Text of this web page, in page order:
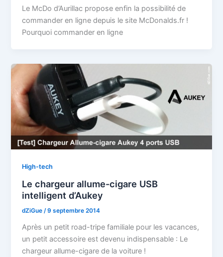
Le McDo d’Aurillac propose enfin la possibilité de
commander en ligne depuis le site McDonalds.fr !
Pourquoi commander en ligne
High-tech
Le chargeur allume-cigare USB
intelligent d’Aukey
dZiGue /9 septembre 2014
Après un petit road-tripe familiale pour les vacances,
un petit accessoire est devenu indispensable : Le
chargeur allume-cigare de la voiture !